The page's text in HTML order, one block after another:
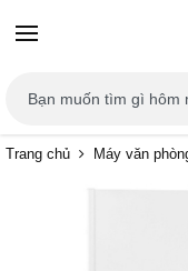
Trang chủ Máy văn